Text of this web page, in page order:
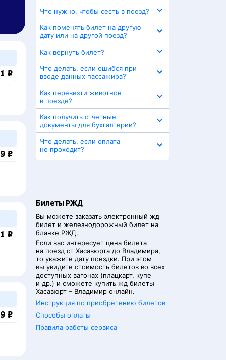
₽
₽
₽
₽
Что нужно, чтобы сесть в поезд?
Как поменять билет на другую
дату или на другой поезд?
Как вернуть билет?
Что делать, если ошибся при
вводе данных пассажира?
Как перевезти животное
в поезде?
Как получить отчетные
документы для бухгалтерии?
Что делать, если оплата
не проходит?
Билеты РЖД
Вы можете заказать электронный жд
билет и железнодорожный билет на
бланке РЖД.
Если вас интересует цена билета
на поезд от Хасавюрта до Владимира,
то укажите дату поездки. При этом
вы увидите стоимость билетов во всех
доступных вагонах (плацкарт, купе
и др.) и сможете купить жд билеты
Хасавюрт – Владимир онлайн.
Инструкция по приобретению билетов
Способы оплаты
Правила работы сервиса